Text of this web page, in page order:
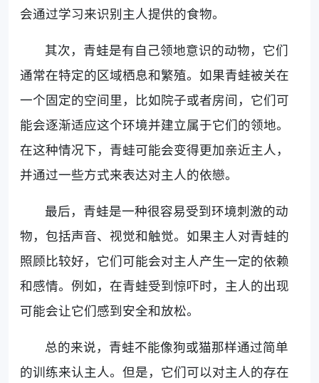
会通过学习来识别主人提供的食物。
其次，青蛙是有自己领地意识的动物，它们
通常在特定的区域栖息和繁殖。如果青蛙被关在
一个固定的空间里，比如院子或者房间，它们可
能会逐渐适应这个环境并建立属于它们的领地。
在这种情况下，青蛙可能会变得更加亲近主人，
并通过一些方式来表达对主人的依戀。
最后，青蛙是一种很容易受到环境刺激的动
物，包括声音、视觉和触觉。如果主人对青蛙的
照顾比较好，它们可能会对主人产生一定的依赖
和感情。例如，在青蛙受到惊吓时，主人的出现
可能会让它们感到安全和放松。
总的来说，青蛙不能像狗或猫那样通过简单
的训练来认主人。但是，它们可以对主人的存在